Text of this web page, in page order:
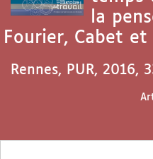
la
Fourier, Cabet
Rennes, PUR, 2016,